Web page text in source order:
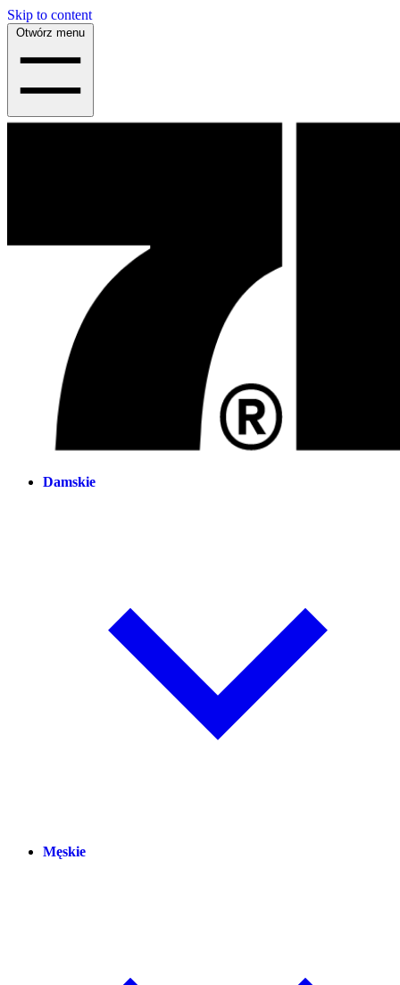
Skip to content
Otwórz menu
Damskie
Męskie